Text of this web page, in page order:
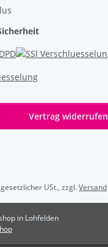
Vertrag widerrufen
USt., zzgl.Versand
in Lohfelden